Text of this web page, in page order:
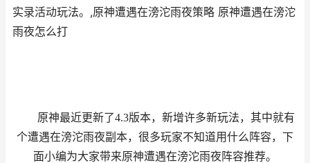
实录活动玩法。,原神遭遇在滂沱雨夜策略 原神遭遇在滂沱
雨夜怎么打
原神最近更新了4.3版本，新增许多新玩法，其中就有
个遭遇在滂沱雨夜副本，很多玩家不知道用什么阵容，下
面小编为大家带来原神遭遇在滂沱雨夜阵容推荐。